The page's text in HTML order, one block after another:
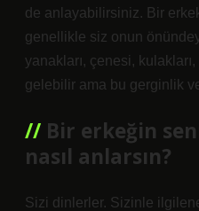
de anlayabilirsiniz. Bir
genellikle siz onun
yanakları, çenesi,
gelebilir ama bu gerginlik
Bir erkeğin
nasıl anlarsın?
Sizi dinlerler. Sizinle